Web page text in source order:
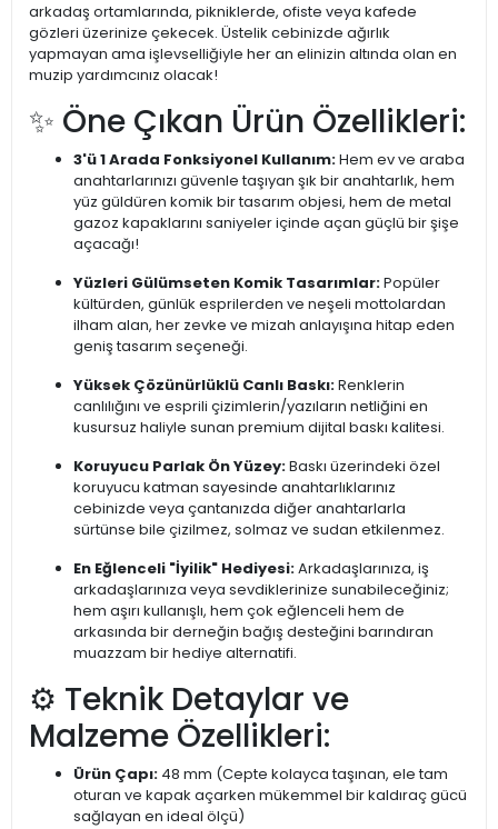
arkadaş ortamlarında, pikniklerde, ofiste veya kafede
gözleri üzerinize çekecek. Üstelik cebinizde ağırlık
yapmayan ama işlevselliğiyle her an elinizin altında olan en
muzip yardımcınız olacak!
✨ Öne Çıkan Ürün Özellikleri:
3'ü 1 Arada Fonksiyonel Kullanım:Hem ev ve araba
anahtarlarınızı güvenle taşıyan şık bir anahtarlık, hem
yüz güldüren komik bir tasarım objesi, hem de metal
gazoz kapaklarını saniyeler içinde açan güçlü bir şişe
açacağı!
Yüzleri Gülümseten Komik Tasarımlar:Popüler
kültürden, günlük esprilerden ve neşeli mottolardan
ilham alan, her zevke ve mizah anlayışına hitap eden
geniş tasarım seçeneği.
Yüksek Çözünürlüklü Canlı Baskı:Renklerin
canlılığını ve esprili çizimlerin/yazıların netliğini en
kusursuz haliyle sunan premium dijital baskı kalitesi.
Koruyucu Parlak Ön Yüzey:Baskı üzerindeki özel
koruyucu katman sayesinde anahtarlıklarınız
cebinizde veya çantanızda diğer anahtarlarla
sürtünse bile çizilmez, solmaz ve sudan etkilenmez.
En Eğlenceli "İyilik" Hediyesi:Arkadaşlarınıza, iş
arkadaşlarınıza veya sevdiklerinize sunabileceğiniz;
hem aşırı kullanışlı, hem çok eğlenceli hem de
arkasında bir derneğin bağış desteğini barındıran
muazzam bir hediye alternatifi.
⚙️ Teknik Detaylar ve
Malzeme Özellikleri:
Ürün Çapı: 48 mm (Cepte kolayca taşınan, ele tam
oturan ve kapak açarken mükemmel bir kaldıraç gücü
sağlayan en ideal ölçü)